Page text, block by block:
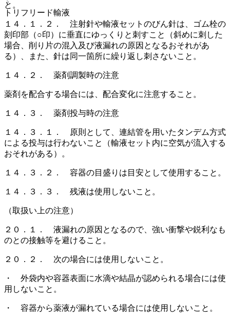
トリフリード輸液
と。
１４．１．２． 注射針や輸液セットのびん針は、ゴム栓の
刻印部（○印）に垂直にゆっくりと刺すこと（斜めに刺した
場合、削り片の混入及び液漏れの原因となるおそれがあ
る）、また、針は同一箇所に繰り返し刺さないこと。
１４．２． 薬剤調製時の注意
薬剤を配合する場合には、配合変化に注意すること。
１４．３． 薬剤投与時の注意
１４．３．１． 原則として、連結管を用いたタンデム方式
による投与は行わないこと（輸液セット内に空気が流入する
おそれがある）。
１４．３．２． 容器の目盛りは目安として使用すること。
１４．３．３． 残液は使用しないこと。
（取扱い上の注意）
２０．１． 液漏れの原因となるので、強い衝撃や鋭利なも
のとの接触等を避けること。
２０．２． 次の場合には使用しないこと。
・ 外袋内や容器表面に水滴や結晶が認められる場合には使
用しないこと。
・ 容器から薬液が漏れている場合には使用しないこと。